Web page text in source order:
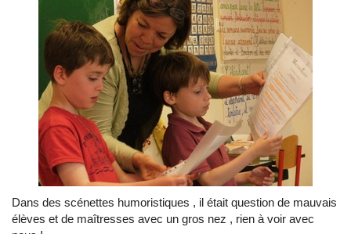
Dans des scénettes humoristiques , il était question de mauvais
élèves et de maîtresses avec un gros nez , rien à voir avec